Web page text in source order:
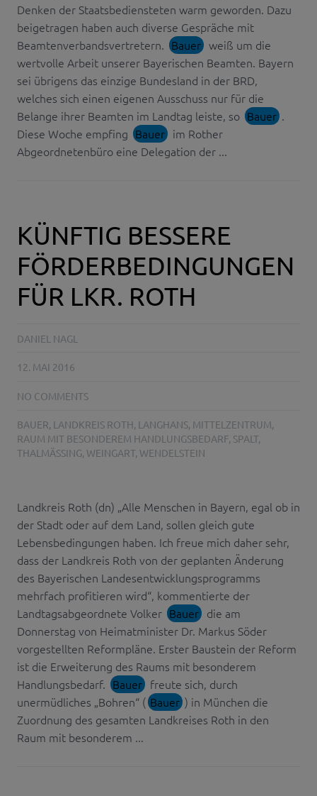
Denken der Staatsbediensteten warm geworden. Dazu
beigetragen haben auch diverse Gespräche mit
Beamtenverbandsvertretern. Bauer weiß um die
wertvolle Arbeit unserer Bayerischen Beamten. Bayern
sei übrigens das einzige Bundesland in der BRD,
welches sich einen eigenen Ausschuss nur für die
Belange ihrer Beamten im Landtag leiste, so Bauer .
Diese Woche empfing Bauer im Rother
Abgeordnetenbüro eine Delegation der ...
KÜNFTIG BESSERE
FÖRDERBEDINGUNGEN
FÜR LKR. ROTH
DANIEL NAGL
12. MAI 2016
NO COMMENTS
BAUER, LANDKREIS ROTH, LANGHANS, MITTELZENTRUM,
RAUM MIT BESONDEREM HANDLUNGSBEDARF, SPALT,
THALMÄSSING, WEINGART, WENDELSTEIN
Landkreis Roth (dn) „Alle Menschen in Bayern, egal ob in
der Stadt oder auf dem Land, sollen gleich gute
Lebensbedingungen haben. Ich freue mich daher sehr,
dass der Landkreis Roth von der geplanten Änderung
des Bayerischen Landesentwicklungsprogramms
mehrfach profitieren wird“, kommentierte der
Landtagsabgeordnete Volker Bauer die am
Donnerstag von Heimatminister Dr. Markus Söder
vorgestellten Reformpläne. Erster Baustein der Reform
ist die Erweiterung des Raums mit besonderem
Handlungsbedarf. Bauer freute sich, durch
unermüdliches „Bohren“ ( Bauer ) in München die
Zuordnung des gesamten Landkreises Roth in den
Raum mit besonderem ...